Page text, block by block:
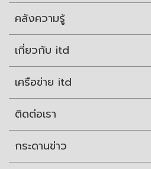
คลังความรู้
เกี่ยวกับ itd
เครือข่าย itd
ติดต่อเรา
กระดานข่าว